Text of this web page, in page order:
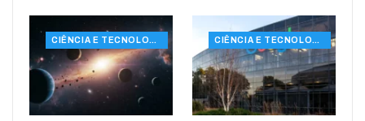
CIÊNCIA E TECNOLOGIA CIÊNCIA E TECNOLOGIA